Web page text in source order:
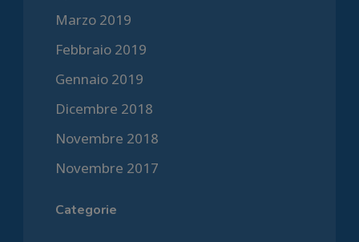
Marzo 2019
Febbraio 2019
Gennaio 2019
Dicembre 2018
Novembre 2018
Novembre 2017
Categorie